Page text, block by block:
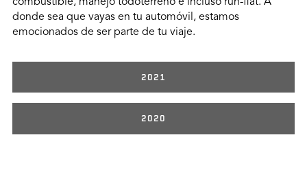
donde sea que vayas en tu automóvil, estamos
emocionados de ser parte de tu viaje.
2021
2020